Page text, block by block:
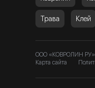
Трава Клей
ООО «КОВРОЛИН РУ»
Карта сайта